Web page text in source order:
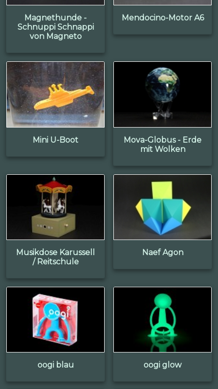
Magnethunde -
Schnuppi Schnappi
von Magneto
Mendocino-Motor A6
Mini U-Boot
Mova-Globus - Erde
mit Wolken
Musikdose Karussell
/ Reitschule
Naef Agon
oogi blau oogi glow